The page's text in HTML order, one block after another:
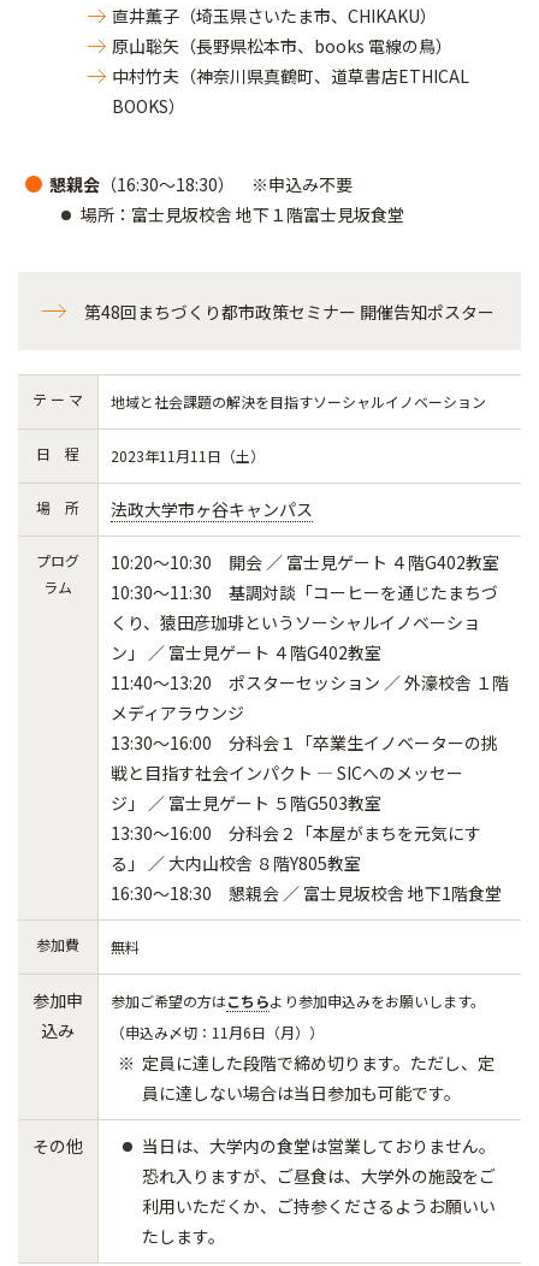
直井薫子（埼玉県さいたま市、CHIKAKU）
原山聡矢（長野県松本市、books 電線の鳥）
中村竹夫（神奈川県真鶴町、道草書店ETHICAL
BOOKS）
懇親会 （16:30～18:30） ※申込み不要
場所：富士見坂校舎 地下１階富士見坂食堂
第48回まちづくり都市政策セミナー 開催告知ポスター
テ ー マ 地域と社会課題の解決を目指すソーシャルイノベーション
日 程 2023年11月11日（土）
場 所 法政大学市ヶ谷キャンパス
プログ
ラム
10:20～10:30 開会 ／ 富士見ゲート ４階G402教室
10:30～11:30 基調対談「コーヒーを通じたまちづ
くり、猿田彦珈琲というソーシャルイノベーショ
ン」 ／ 富士見ゲート ４階G402教室
11:40～13:20 ポスターセッション ／ 外濠校舎 １階
メディアラウンジ
13:30～16:00 分科会１「卒業生イノベーターの挑
戦と目指す社会インパクト ― SICへのメッセー
ジ」 ／ 富士見ゲート ５階G503教室
13:30～16:00 分科会２「本屋がまちを元気にす
る」 ／ 大内山校舎 ８階Y805教室
16:30～18:30 懇親会 ／ 富士見坂校舎 地下1階食堂
参加費 無料
参加申
込み
参加ご希望の方はこちらより参加申込みをお願いします。
（申込み〆切：11月6日（月））
定員に達した段階で締め切ります。ただし、定
員に達しない場合は当日参加も可能です。
その他
当日は、大学内の食堂は営業しておりません。
恐れ入りますが、ご昼食は、大学外の施設をご
利用いただくか、ご持参くださるようお願いい
たします。